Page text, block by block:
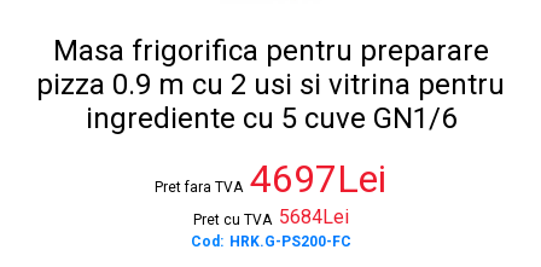
Masa frigorifica pentru preparare
pizza 0.9 m cu 2 usi si vitrina pentru
ingrediente cu 5 cuve GN1/6
Pret fara TVA 4697Lei
Pret cu TVA 5684Lei
Cod: HRK.G-PS200-FC